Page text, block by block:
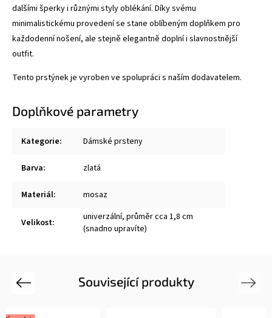
dalšími šperky i různými styly oblékání. Díky svému
minimalistickému provedení se stane oblíbeným doplňkem pro
každodenní nošení, ale stejně elegantně doplní i slavnostnější
outfit.
Tento prstýnek je vyroben ve spolupráci s naším dodavatelem.
Doplňkové parametry
Kategorie: Dámské prsteny
Barva: zlatá
Materiál: mosaz
Velikost:
univerzální, průměr cca 1,8 cm
(snadno upravíte)
Související produkty
Previous Next